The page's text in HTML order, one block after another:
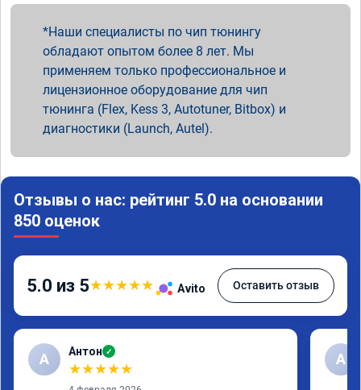
Наши специалисты по чип тюнингу
обладают опытом более 8 лет. Мы
применяем только профессиональное и
лицензионное оборудование для чип
тюнинга (Flex, Kess 3, Autotuner, Bitbox) и
диагностики (Launch, Autel).
Отзывы о нас: рейтинг 5.0 на основании
850 оценок
5.0 из 5★★★★★ Avito Оставить отзыв
А Антон ✓
★★★★★
A